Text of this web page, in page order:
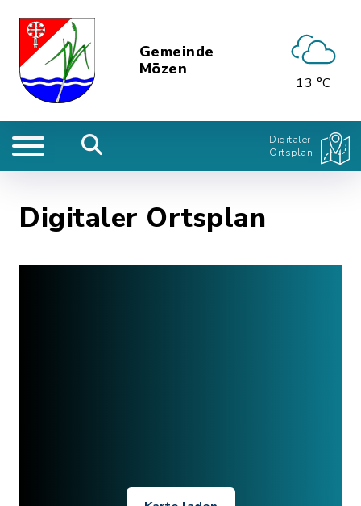
Gemeinde
Mözen
13 °C
Digitaler
Ortsplan
Digitaler Ortsplan